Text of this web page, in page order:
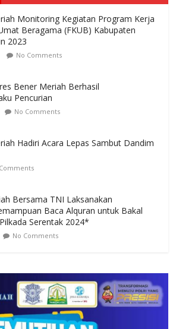
Monitoring Kegiatan Program Kerja
Beragama (FKUB) Kabupaten
2023
No Comments
Bener Meriah Berhasil
Pencurian
No Comments
Hadiri Acara Lepas Sambut Dandim
Bersama TNI Laksanakan
Baca Alquran untuk Bakal
Serentak 2024*
No Comments